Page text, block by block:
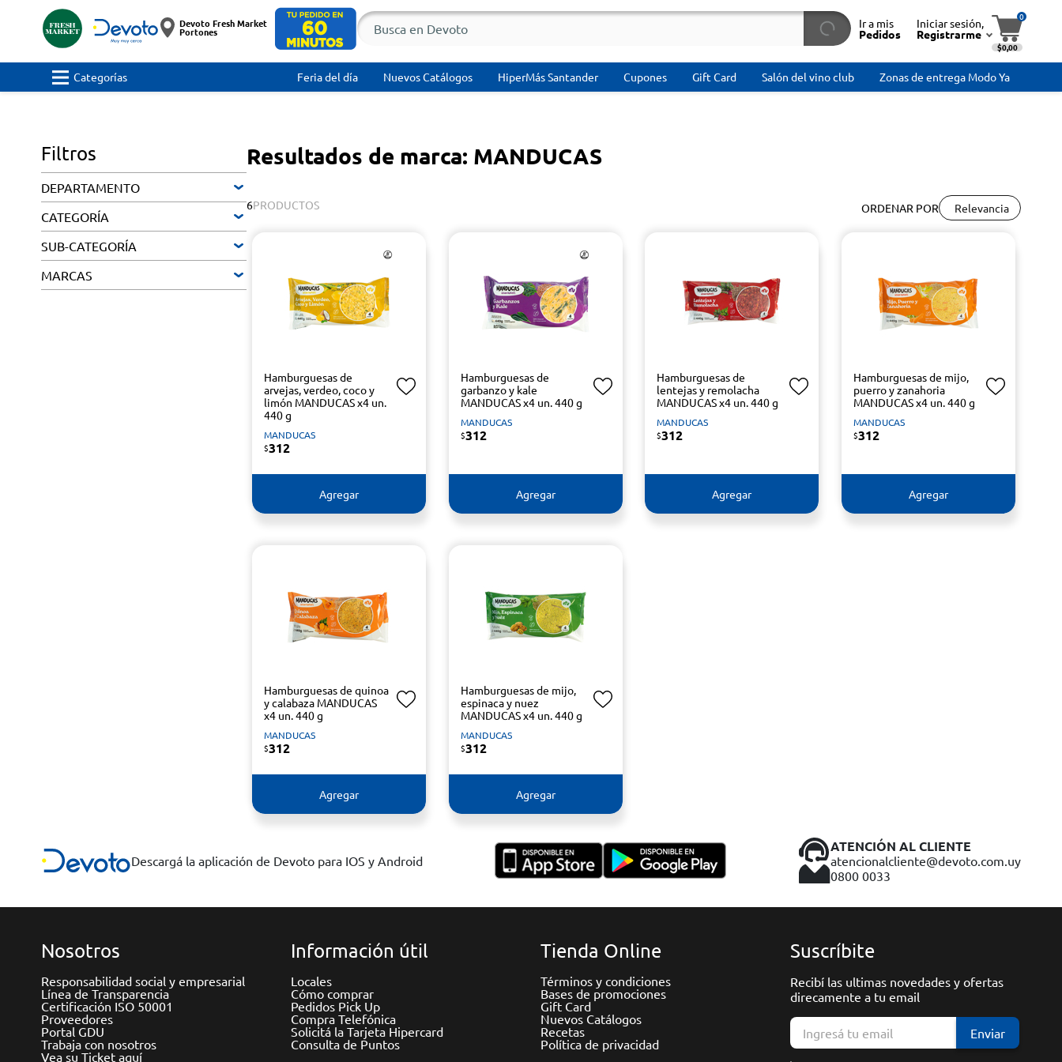
Devoto Fresh Market
Portones
Ir a mis
Pedidos
Iniciar sesión,
Registrarme
0
$0,00
Categorías Feria del día Nuevos Catálogos HiperMás Santander Cupones Gift Card Salón del vino club Zonas de entrega Modo Ya
Filtros
DEPARTAMENTO
CATEGORÍA
SUB-CATEGORÍA
MARCAS
Resultados de marca: MANDUCAS
ORDENAR POR Relevancia
6PRODUCTOS
Hamburguesas de
arvejas, verdeo, coco y
limón MANDUCAS x4 un.
440 g
MANDUCAS
$312
Agregar
Hamburguesas de
garbanzo y kale
MANDUCAS x4 un. 440 g
MANDUCAS
$312
Agregar
Hamburguesas de
lentejas y remolacha
MANDUCAS x4 un. 440 g
MANDUCAS
$312
Agregar
Hamburguesas de mijo,
puerro y zanahoria
MANDUCAS x4 un. 440 g
MANDUCAS
$312
Agregar
Hamburguesas de quinoa
y calabaza MANDUCAS
x4 un. 440 g
MANDUCAS
$312
Agregar
Hamburguesas de mijo,
espinaca y nuez
MANDUCAS x4 un. 440 g
MANDUCAS
$312
Agregar
Descargá la aplicación de Devoto para IOS y Android
ATENCIÓN AL CLIENTE
atencionalcliente@devoto.com.uy
0800 0033
Nosotros
Responsabilidad social y empresarial
Línea de Transparencia
Certificación ISO 50001
Proveedores
Portal GDU
Trabaja con nosotros
Vea su Ticket aquí
Información útil
Locales
Cómo comprar
Pedidos Pick Up
Compra Telefónica
Solicitá la Tarjeta Hipercard
Consulta de Puntos
Tienda Online
Términos y condiciones
Bases de promociones
Gift Card
Nuevos Catálogos
Recetas
Política de privacidad
Suscríbite
Recibí las ultimas novedades y ofertas
direcamente a tu email
Enviar